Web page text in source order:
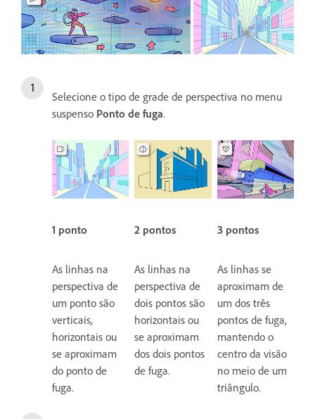
Selecione o tipo de grade de perspectiva no menu
suspenso Ponto de fuga.
1 ponto
As linhas na
perspectiva de
um ponto são
verticais,
horizontais ou
se aproximam
do ponto de
fuga.
2 pontos
As linhas na
perspectiva de
dois pontos são
horizontais ou
se aproximam
dos dois pontos
de fuga.
3 pontos
As linhas se
aproximam de
um dos três
pontos de fuga,
mantendo o
centro da visão
no meio de um
triângulo.